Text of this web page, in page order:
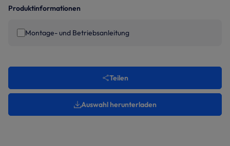
Produktinformationen
Montage- und Betriebsanleitung
Teilen
Auswahl herunterladen